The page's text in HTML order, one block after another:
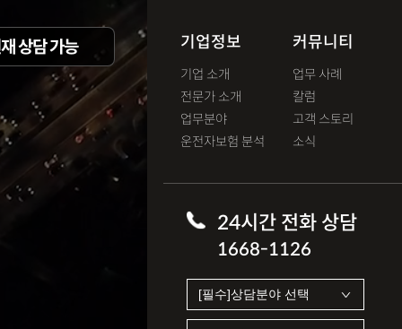
상담 가능 기업정보
기업 소개
전문가 소개
업무분야
운전자보험 분석
커뮤니티
업무 사례
칼럼
고객 스토리
소식
24시간 전화 상담
1668-1126